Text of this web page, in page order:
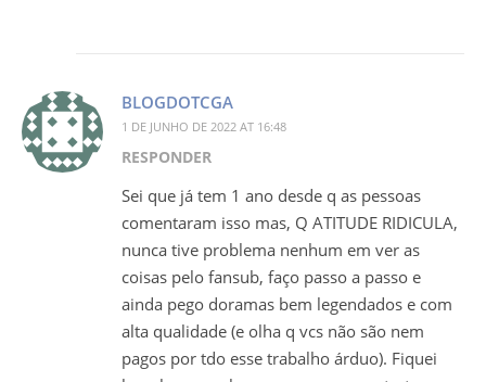
BLOGDOTCGA
1 DE JUNHO DE 2022 AT 16:48
RESPONDER
Sei que já tem 1 ano desde q as pessoas
comentaram isso mas, Q ATITUDE RIDICULA,
nunca tive problema nenhum em ver as
coisas pelo fansub, faço passo a passo e
ainda pego doramas bem legendados e com
alta qualidade (e olha q vcs não são nem
pagos por tdo esse trabalho árduo). Fiquei